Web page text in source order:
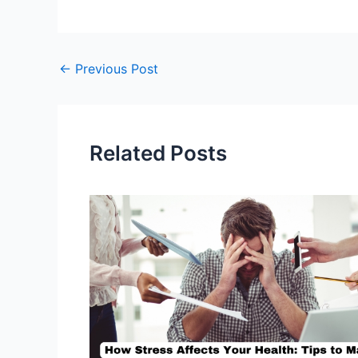
Post
← Previous Post
Related Posts